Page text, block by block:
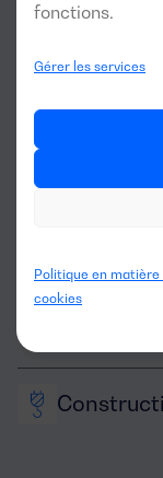
fonctions.
Gérer les services
Politique en matière
cookies
Pour
Location